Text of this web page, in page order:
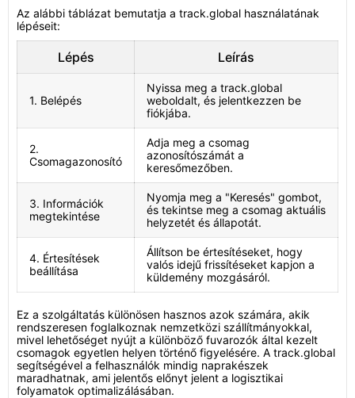
Az alábbi táblázat bemutatja a track.global használatának
lépéseit:
Lépés Leírás
1. Belépés
Nyissa meg a track.global
weboldalt, és jelentkezzen be
fiókjába.
2.
Csomagazonosító
Adja meg a csomag
azonosítószámát a
keresőmezőben.
3. Információk
megtekintése
Nyomja meg a "Keresés" gombot,
és tekintse meg a csomag aktuális
helyzetét és állapotát.
4. Értesítések
beállítása
Állítson be értesítéseket, hogy
valós idejű frissítéseket kapjon a
küldemény mozgásáról.
Ez a szolgáltatás különösen hasznos azok számára, akik
rendszeresen foglalkoznak nemzetközi szállítmányokkal,
mivel lehetőséget nyújt a különböző fuvarozók által kezelt
csomagok egyetlen helyen történő figyelésére. A track.global
segítségével a felhasználók mindig naprakészek
maradhatnak, ami jelentős előnyt jelent a logisztikai
folyamatok optimalizálásában.